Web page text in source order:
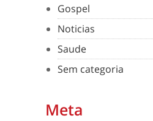
Gospel
Noticias
Saude
Sem categoria
Meta